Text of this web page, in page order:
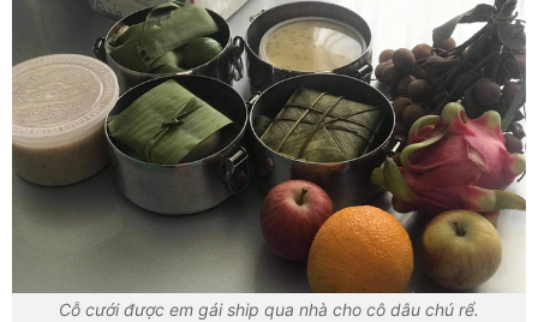
Cỗ cưới được em gái ship qua nhà cho cô dâu chú rể.